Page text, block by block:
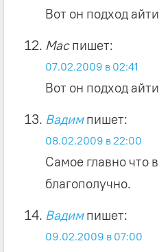
Вот он подход
Macпишет:
07.02.2009 в 02:41
Вот он подход
Вадимпишет:
08.02.2009 в 22:00
Самое главно что
благополучно.
Вадимпишет:
09.02.2009 в 07:00